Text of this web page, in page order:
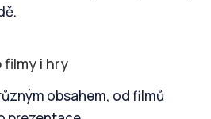
filmy i hry
obsahem, od filmů